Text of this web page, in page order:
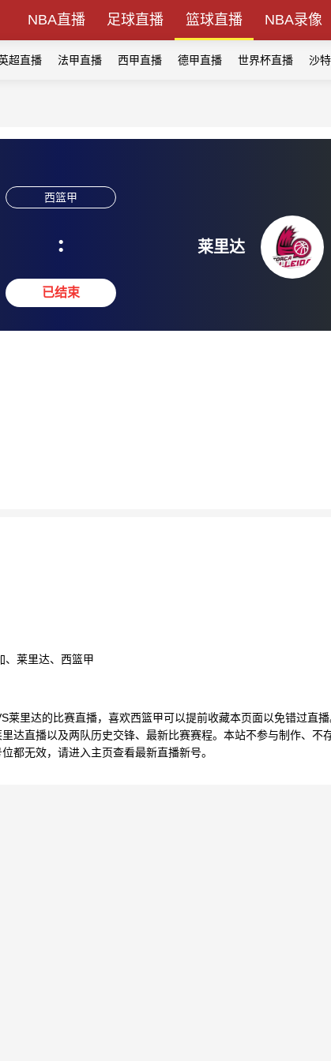
NBA直播 足球直播 篮球直播 NBA录像
超直播 法甲直播 西甲直播 德甲直播 世界杯直播 沙
西篮甲
:
已结束
莱里达
、莱里达、西篮甲
莱里达的比赛直播，喜欢西篮甲可以提前收藏本页面以免错过直
达直播以及两队历史交锋、最新比赛赛程。本站不参与制作、不
都无效，请进入主页查看最新直播新号。